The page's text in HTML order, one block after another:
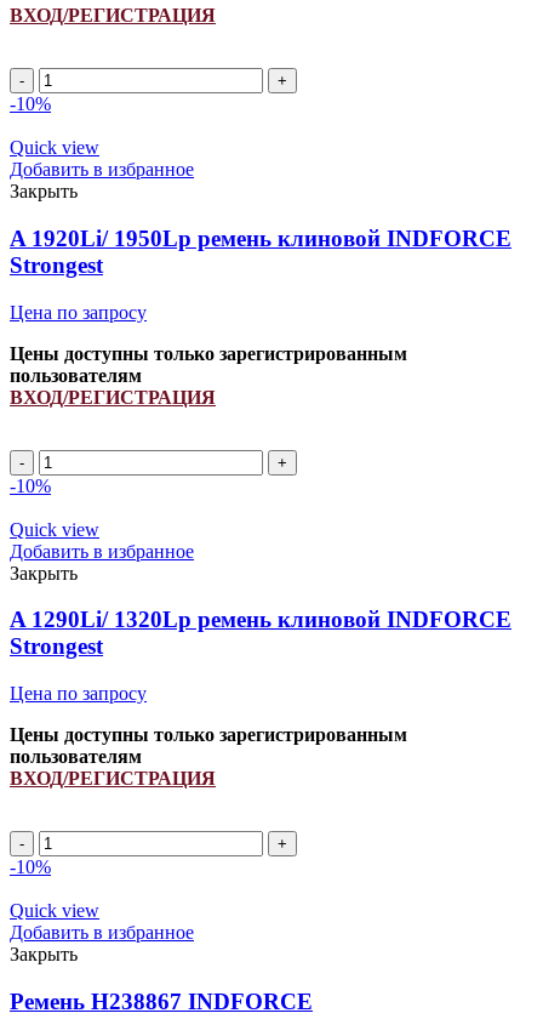
ВХОД/РЕГИСТРАЦИЯ
Ремень
644448.0/
1900151/
H157104/
H238867
INDFORCE
quantity
-10%
Quick view
Добавить в избранное
Закрыть
A 1920Li/ 1950Lp ремень клиновой INDFORCE
Strongest
Цена по запросу
Цены доступны только зарегистрированным
пользователям
ВХОД/РЕГИСТРАЦИЯ
A
1920Li/
ремень
клиновой
INDFORCE
Strongest
quantity
-10%
Quick view
Добавить в избранное
Закрыть
A 1290Li/ 1320Lp ремень клиновой INDFORCE
Strongest
Цена по запросу
Цены доступны только зарегистрированным
пользователям
ВХОД/РЕГИСТРАЦИЯ
A
1290Li/
ремень
клиновой
INDFORCE
Strongest
quantity
-10%
Quick view
Добавить в избранное
Закрыть
Ремень H238867 INDFORCE